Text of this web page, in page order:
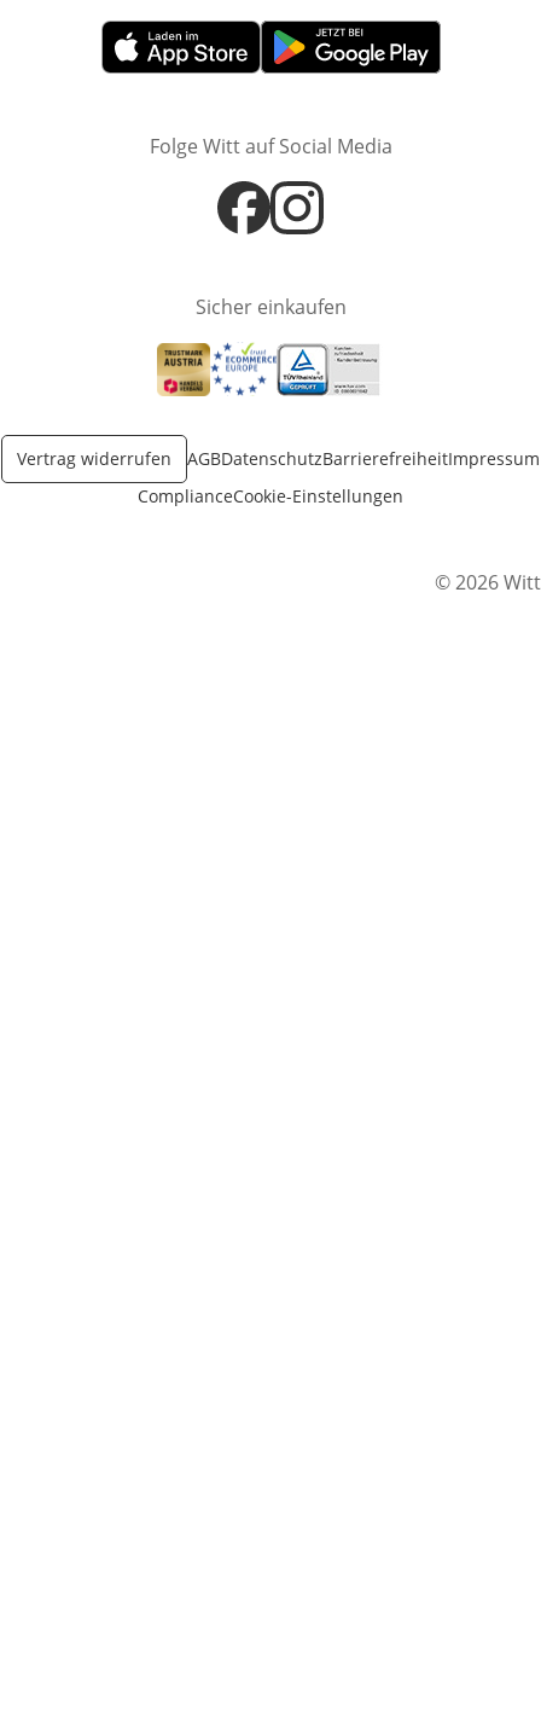
Öffnet in neuem FensterÖffnet in neuem Fenster
Folge Witt auf Social Media
Öffnet in neuem Fenster
Öffnet in neuem Fenster
Sicher einkaufen
Öffnet in neuem Fenster
Öffnet in neuem Fenster
Öffnet in neuem Fenster
Vertrag widerrufen AGBDatenschutzBarrierefreiheitImpressum
ComplianceCookie-Einstellungen
© 2026 Witt